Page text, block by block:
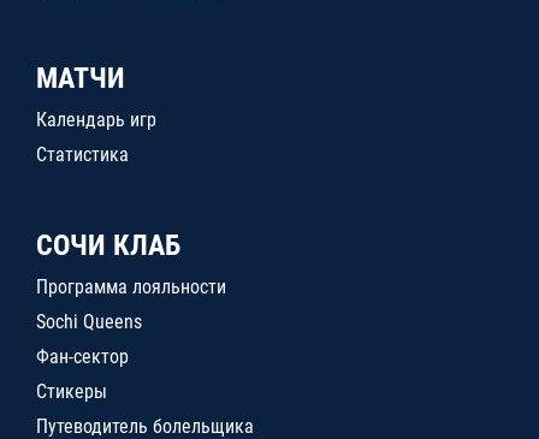
МАТЧИ
Календарь игр
Статистика
СОЧИ КЛАБ
Программа лояльности
Sochi Queens
Фан-сектор
Стикеры
Путеводитель болельщика